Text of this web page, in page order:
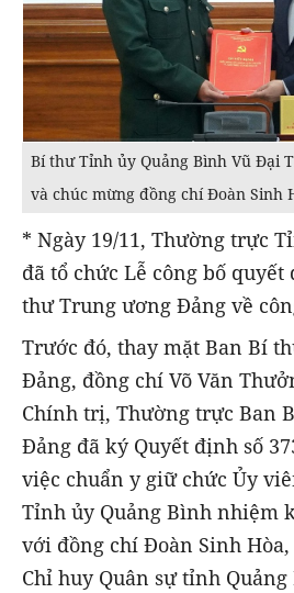
Bí thư Tỉnh ủy Quảng Bình Vũ Đại
và chúc mừng đồng chí Đoàn Sinh
* Ngày 19/11, Thường trực
đã tổ chức Lễ công bố
thư Trung ương Đảng về
Trước đó, thay mặt Ban Bí
Đảng, đồng chí Võ Văn
Chính trị, Thường trực Ban
Đảng đã ký Quyết định số
việc chuẩn y giữ chức Ủy
Tỉnh ủy Quảng Bình nhiệm
với đồng chí Đoàn Sinh
Chỉ huy Quân sự tỉnh Quảng